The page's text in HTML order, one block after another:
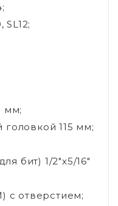
SL12;
мм;
115 мм;
бит) 1/2"х5/16"
с отверстием;